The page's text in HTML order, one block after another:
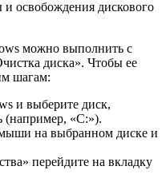
и освобождения дискового
можно выполнить с
диска». Чтобы ее
шагам:
и выберите диск,
(например, «C:»).
на выбранном диске и
перейдите на вкладку